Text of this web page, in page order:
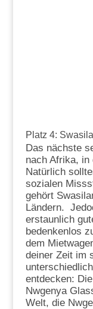
Platz 4:
Das nächste
nach Afrika, in
Natürlich
sozialen
gehört
Ländern.
erstaunlich
bedenkenlos
dem
deiner Zeit im
entdecken:
Nwgenya
Welt, die